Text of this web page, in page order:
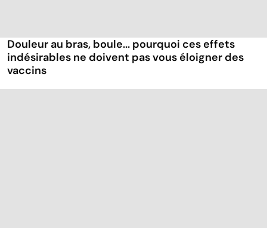
Douleur au bras, boule... pourquoi ces effets
indésirables ne doivent pas vous éloigner des
vaccins